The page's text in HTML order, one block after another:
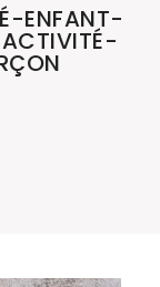
ENFANT-